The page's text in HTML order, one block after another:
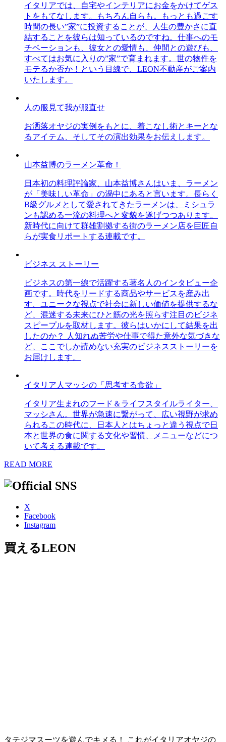
イタリアでは、自宅やインテリアにお金をかけてゲス
トをもてなします。もちろん自らも。もっとも過ごす
時間の長い”家”に投資することが、人生の豊かさに直
結することを彼らは知っているのですね。仕事へのモ
チベーションも、彼女との愛情も、仲間との遊びも、
すべてはお気に入りの”家”で育まれます。世の物件を
モテるか否か！という目線で、LEON不動産がご案内
いたします。
人の服見て我が服直せ
お洒落オヤジの実例をもとに、着こなし術とキーとな
るアイテム、そしてその演出効果をお伝えします。
山本益博のラーメン革命！
日本初の料理評論家、山本益博さんはいま、ラーメン
が「美味しい革命」の渦中にあると言います。長らく
B級グルメとして愛されてきたラーメンは、ミシュラ
ンも認める一流の料理へと変貌を遂げつつあります。
新時代に向けて群雄割拠する街のラーメン店を巨匠自
らが実食リポートする連載です。
ビジネス ストーリー
ビジネスの第一線で活躍する著名人のインタビュー企
画です。時代をリードする商品やサービスを産み出
す、ユニークな視点で社会に新しい価値を提供するな
ど、混迷する未来にひと筋の光を照らす注目のビジネ
スピープルを取材します。彼らはいかにして結果を出
したのか？ 人知れぬ苦労や仕事で得た意外な気づきな
ど、ここでしか読めない充実のビジネスストーリーを
お届けします。
イタリア人マッシの「思考する食欲」
イタリア生まれのフード＆ライフスタイルライター、
マッシさん。世界が急速に繋がって、広い視野が求め
られるこの時代に、日本人とはちょっと違う視点で日
本と世界の食に関する文化や習慣、メニューなどにつ
いて考える連載です。
READ MORE
X
Facebook
Instagram
買えるLEON
タテジマスーツを遊んでキメる！ これがイタリアオヤジの